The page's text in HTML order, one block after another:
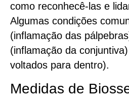
como reconhecê-las e
Algumas condições
(inflamação das
(inflamação da
voltados para dentro).
Medidas de